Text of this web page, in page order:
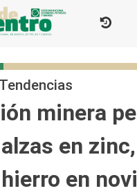
Tendencias
minera
en
en